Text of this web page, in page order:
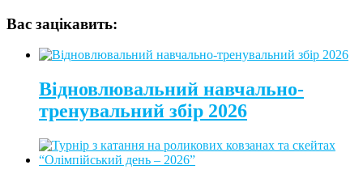
Вас зацікавить:
Відновлювальний навчально-
тренувальний збір 2026